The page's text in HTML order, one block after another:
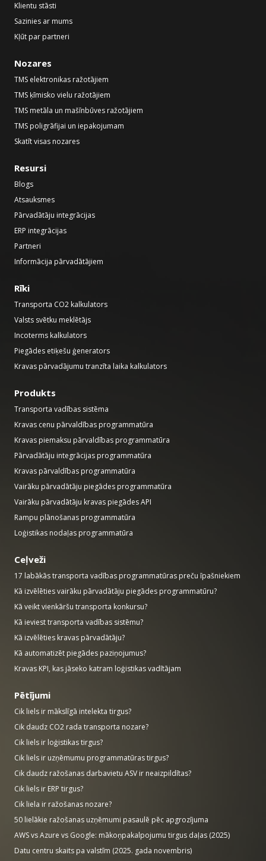
Klientu stāsti
Sazinies ar mums
Kļūt par partneri
Nozares
TMS elektronikas ražotājiem
TMS ķīmisko vielu ražotājiem
TMS metāla un mašīnbūves ražotājiem
TMS poligrāfijai un iepakojumam
Skatīt visas nozares
Resursi
Blogs
Atsauksmes
Pārvadātāju integrācijas
ERP integrācijas
Partneri
Informācija pārvadātājiem
Rīki
Transporta CO2 kalkulators
Valsts svētku meklētājs
Incoterms kalkulators
Piegādes etiķešu ģenerators
Kravas pārvadājumu tranzīta laika kalkulators
Produkts
Transporta vadības sistēma
Kravas cenu pārvaldības programmatūra
Kravas piemaksu pārvaldības programmatūra
Pārvadātāju integrācijas programmatūra
Kravas pārvaldības programmatūra
Vairāku pārvadātāju piegādes programmatūra
Vairāku pārvadātāju kravas piegādes API
Rampu plānošanas programmatūra
Loģistikas nodaļas programmatūra
Ceļveži
17 labākās transporta vadības programmatūras preču īpašniekiem
Kā izvēlēties vairāku pārvadātāju piegādes programmatūru?
Kā veikt vienkāršu transporta konkursu?
Kā ieviest transporta vadības sistēmu?
Kā izvēlēties kravas pārvadātāju?
Kā automatizēt piegādes paziņojumus?
Kravas KPI, kas jāseko katram loģistikas vadītājam
Pētījumi
Cik liels ir mākslīgā intelekta tirgus?
Cik daudz CO2 rada transporta nozare?
Cik liels ir loģistikas tirgus?
Cik liels ir uzņēmumu programmatūras tirgus?
Cik daudz ražošanas darbavietu ASV ir neaizpildītas?
Cik liels ir ERP tirgus?
Cik liela ir ražošanas nozare?
50 lielākie ražošanas uzņēmumi pasaulē pēc apgrozījuma
AWS vs Azure vs Google: mākoņpakalpojumu tirgus daļas (2025)
Datu centru skaits pa valstīm (2025. gada novembris)